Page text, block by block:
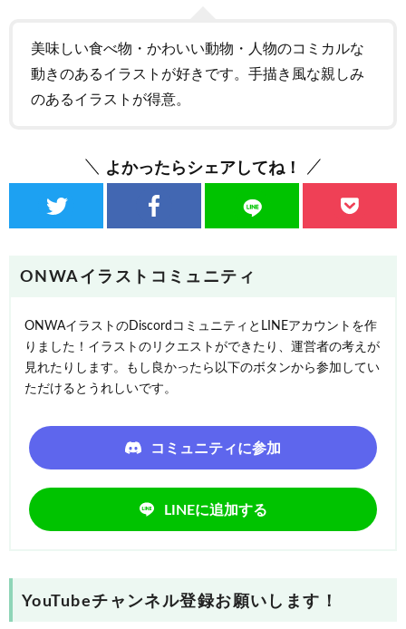
美味しい食べ物・かわいい動物・人物のコミカルな
動きのあるイラストが好きです。手描き風な親しみ
のあるイラストが得意。
よかったらシェアしてね！
ONWAイラストコミュニティ
ONWAイラストのDiscordコミュニティとLINEアカウントを作
りました！イラストのリクエストができたり、運営者の考えが
見れたりします。もし良かったら以下のボタンから参加してい
ただけるとうれしいです。
コミュニティに参加
LINEに追加する
YouTubeチャンネル登録お願いします！